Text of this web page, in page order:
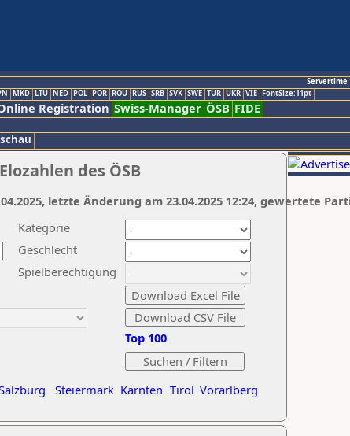
Servertime
MKD LTU NED POL POR ROU RUS SRB SVK SWE TUR UKR VIE FontSize:11pt
Registration Swiss-Manager ÖSB FIDE
des ÖSB
Kategorie
Geschlecht
Spielberechtigung
Steiermark Kärnten Tirol Vorarlberg
Top 100
letzte Änderung am 23.04.2025 12:24, gewertete